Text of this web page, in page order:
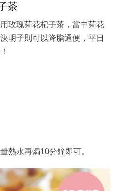
茶
玫瑰菊花杞子茶，當中菊花
明子則可以降脂通便，平日
熱水再焗10分鐘即可。